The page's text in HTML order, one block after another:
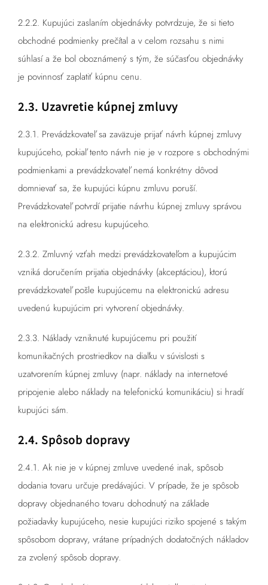
2.2.2. Kupujúci zaslaním objednávky potvrdzuje, že si tieto
obchodné podmienky prečítal a v celom rozsahu s nimi
súhlasí a že bol oboznámený s tým, že súčasťou objednávky
je povinnosť zaplatiť kúpnu cenu.
2.3. Uzavretie kúpnej zmluvy
2.3.1. Prevádzkovateľ sa zaväzuje prijať návrh kúpnej zmluvy
kupujúceho, pokiaľ tento návrh nie je v rozpore s obchodnými
podmienkami a prevádzkovateľ nemá konkrétny dôvod
domnievať sa, že kupujúci kúpnu zmluvu poruší.
Prevádzkovateľ potvrdí prijatie návrhu kúpnej zmluvy správou
na elektronickú adresu kupujúceho.
2.3.2. Zmluvný vzťah medzi prevádzkovateľom a kupujúcim
vzniká doručením prijatia objednávky (akceptáciou), ktorú
prevádzkovateľ pošle kupujúcemu na elektronickú adresu
uvedenú kupujúcim pri vytvorení objednávky.
2.3.3. Náklady vzniknuté kupujúcemu pri použití
komunikačných prostriedkov na diaľku v súvislosti s
uzatvorením kúpnej zmluvy (napr. náklady na internetové
pripojenie alebo náklady na telefonickú komunikáciu) si hradí
kupujúci sám.
2.4. Spôsob dopravy
2.4.1. Ak nie je v kúpnej zmluve uvedené inak, spôsob
dodania tovaru určuje predávajúci. V prípade, že je spôsob
dopravy objednaného tovaru dohodnutý na základe
požiadavky kupujúceho, nesie kupujúci riziko spojené s takým
spôsobom dopravy, vrátane prípadných dodatočných nákladov
za zvolený spôsob dopravy.